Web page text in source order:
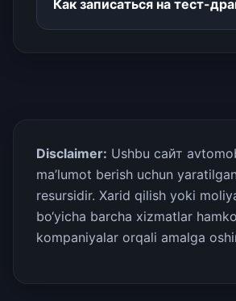
Как записаться на тест-
Disclaimer: Ushbu сайт
ma’lumot berish uchun
resursidir. Xarid qilish yoki
bo‘yicha barcha xizmatlar
kompaniyalar orqali amalga